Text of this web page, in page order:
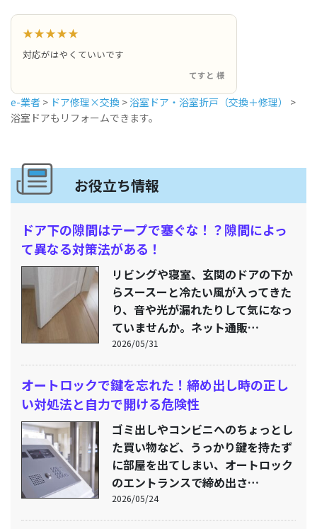
★★★★★
対応がはやくていいです
てすと 様
e-業者 > ドア修理×交換 > 浴室ドア・浴室折戸（交換＋修理）
>
浴室ドアもリフォームできます。
お役立ち情報
ドア下の隙間はテープで塞ぐな！？隙間によっ
て異なる対策法がある！
リビングや寝室、玄関のドアの下か
らスースーと冷たい風が入ってきた
り、音や光が漏れたりして気になっ
ていませんか。ネット通販…
2026/05/31
オートロックで鍵を忘れた！締め出し時の正し
い対処法と自力で開ける危険性
ゴミ出しやコンビニへのちょっとし
た買い物など、うっかり鍵を持たず
に部屋を出てしまい、オートロック
のエントランスで締め出さ…
2026/05/24